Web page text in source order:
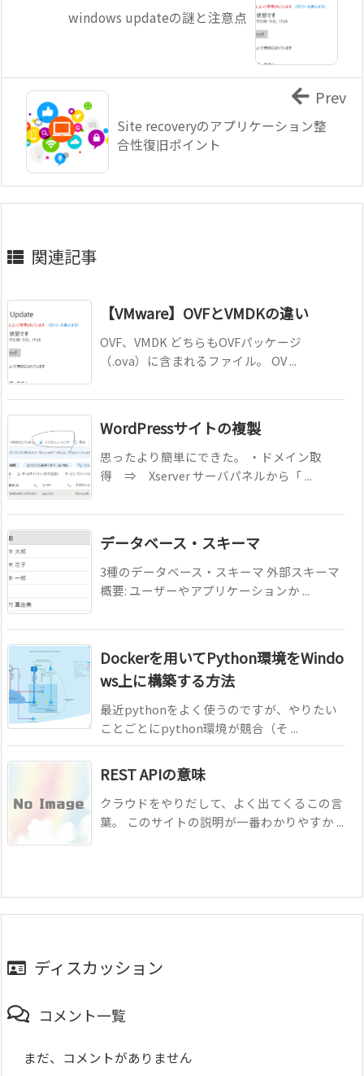
windows updateの謎と注意点
Site recoveryのアプリケーション整
合性復旧ポイント
Prev
関連記事
【VMware】OVFとVMDKの違い
OVF、VMDK どちらもOVFパッケージ
（.ova）に含まれるファイル。 OV ...
WordPressサイトの複製
思ったより簡単にできた。 ・ドメイン取
得 ⇒ Xserver サーバパネルから「 ...
データベース・スキーマ
3種のデータベース・スキーマ 外部スキーマ
概要: ユーザーやアプリケーションか ...
Dockerを用いてPython環境をWindo
ws上に構築する方法
最近pythonをよく使うのですが、やりたい
ことごとにpython環境が競合（そ ...
REST APIの意味
クラウドをやりだして、よく出てくるこの言
葉。 このサイトの説明が一番わかりやすか ...
ディスカッション
コメント一覧
まだ、コメントがありません